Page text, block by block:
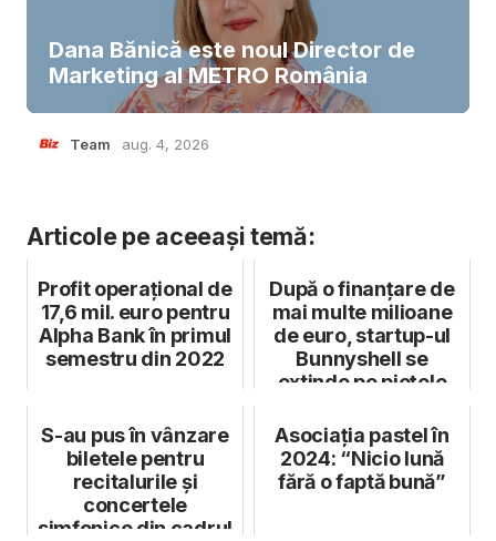
Dana Bănică este noul Director de
Marketing al METRO România
Team aug. 4, 2026
Articole pe aceeași temă:
Profit operațional de
17,6 mil. euro pentru
Alpha Bank în primul
semestru din 2022
După o finanțare de
mai multe milioane
de euro, startup-ul
Bunnyshell se
extinde pe piețele
S-au pus în vânzare
biletele pentru
recitalurile și
concertele
simfonice din cadrul
Asociația pastel în
2024: “Nicio lună
fără o faptă bună”